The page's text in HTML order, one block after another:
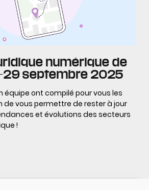
numérique de
septembre 2025
équipe ont compilé pour vous les
vous permettre de rester à jour
et évolutions des secteurs
!